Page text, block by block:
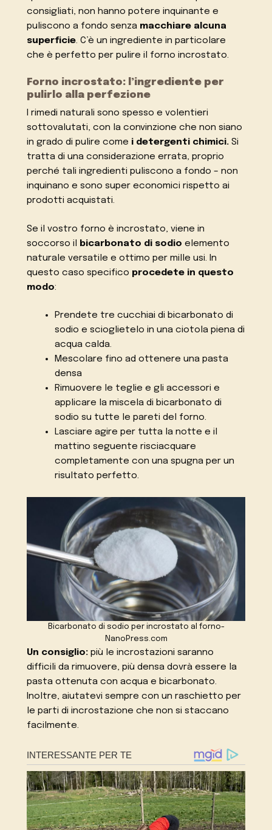
consigliati, non hanno potere inquinante e
puliscono a fondo senza macchiare alcuna
superficie. C’è un ingrediente in particolare
che è perfetto per pulire il forno incrostato.
Forno incrostato: l’ingrediente per
pulirlo alla perfezione
I rimedi naturali sono spesso e volentieri
sottovalutati, con la convinzione che non siano
in grado di pulire come i detergenti chimici. Si
tratta di una considerazione errata, proprio
perché tali ingredienti puliscono a fondo – non
inquinano e sono super economici rispetto ai
prodotti acquistati.
Se il vostro forno è incrostato, viene in
soccorso il
bicarbonato di sodio elemento
naturale versatile e ottimo per mille usi. In
questo caso specifico procedete in questo
modo:
Prendete tre cucchiai di bicarbonato di
sodio e scioglietelo in una ciotola piena di
acqua calda.
Mescolare fino ad ottenere una pasta
densa
Rimuovere le teglie e gli accessori e
applicare la miscela di bicarbonato di
sodio su tutte le pareti del forno.
Lasciare agire per tutta la notte e il
mattino seguente risciacquare
completamente con una spugna per un
risultato perfetto.
Bicarbonato di sodio per incrostato al forno-
NanoPress.com
Un consiglio: più le incrostazioni saranno
difficili da rimuovere, più densa dovrà essere la
pasta ottenuta con acqua e bicarbonato.
Inoltre, aiutatevi sempre con un raschietto per
le parti di incrostazione che non si staccano
facilmente.